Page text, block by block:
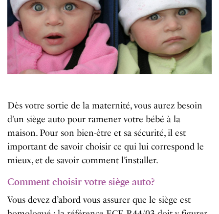
Dès votre sortie de la maternité, vous aurez besoin
d’un siège auto pour ramener votre bébé à la
maison. Pour son bien-être et sa sécurité, il est
important de savoir choisir ce qui lui correspond le
mieux, et de savoir comment l’installer.
Comment choisir votre siège auto?
Vous devez d’abord vous assurer que le siège est